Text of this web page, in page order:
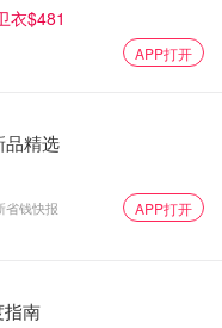
衣$481
APP打开
品精选
省钱快报 APP打开
指南